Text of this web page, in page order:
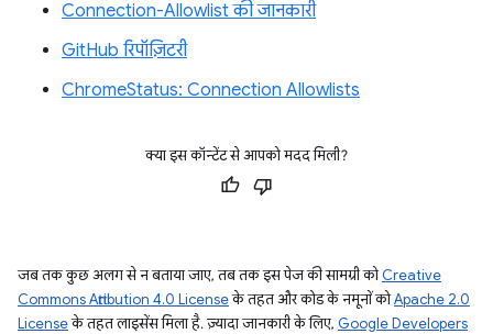
Connection-Allowlist की जानकारी
GitHub रिपॉज़िटरी
ChromeStatus: Connection Allowlists
क्या इस कॉन्टेंट से आपको मदद मिली?
जब तक कुछ अलग से न बताया जाए, तब तक इस पेज की सामग्री कोCreative
Commons Attribution 4.0 Licenseके तहत और कोड के नमूनों कोApache 2.0
Licenseके तहत लाइसेंस मिला है. ज़्यादा जानकारी के लिए, Google Developers